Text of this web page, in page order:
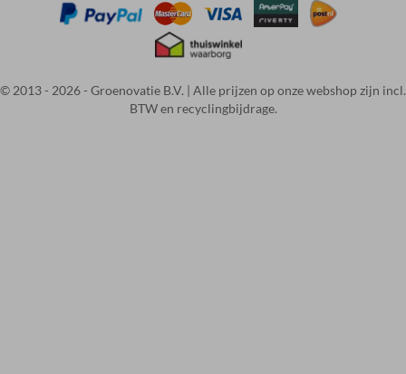
sfeervolle avonden
beginnen. Bedankt!
© 2013 - 2026 - Groenovatie B.V. | Alle prijzen op onze webshop zijn incl.
BTW en recyclingbijdrage.